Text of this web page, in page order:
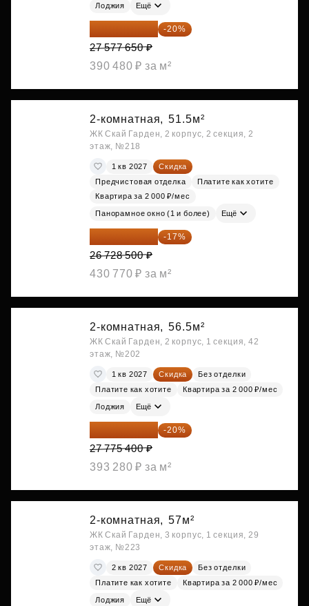
Лоджия Ещё
22 062 120 ₽ -20%
27 577 650 ₽
390 480 ₽ за м²
2-комнатная, 51.5м²
ЖК Скай Гарден, 2 корпус, 2 секция, 2
этаж, №218
1 кв 2027
Скидка
Предчистовая отделка
Платите как хотите
Квартира за 2 000 ₽/мес
Панорамное окно (1 и более) Ещё
22 184 655 ₽ -17%
26 728 500 ₽
430 770 ₽ за м²
2-комнатная, 56.5м²
ЖК Скай Гарден, 2 корпус, 1 секция, 42
этаж, №202
1 кв 2027 Скидка
Без отделки
Платите как хотите
Квартира за 2 000 ₽/мес
Лоджия Ещё
22 220 320 ₽ -20%
27 775 400 ₽
393 280 ₽ за м²
2-комнатная, 57м²
ЖК Скай Гарден, 3 корпус, 1 секция, 29
этаж, №223
2 кв 2027 Скидка
Без отделки
Платите как хотите
Квартира за 2 000 ₽/мес
Лоджия Ещё